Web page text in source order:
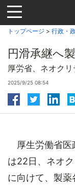
Jump
to
navigation
トップページ > 行政・
円滑承継へ
厚労省、ネオク
2025/9/25 08:54
厚生労働省医
は22日、ネオ
に向けて、製